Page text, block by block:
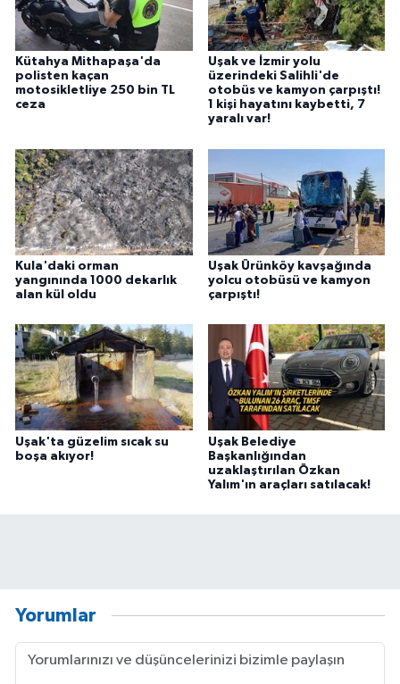
Kütahya Mithapaşa'da
polisten kaçan
motosikletliye 250 bin TL
ceza
Uşak ve İzmir yolu
üzerindeki Salihli'de
otobüs ve kamyon çarpıştı!
1 kişi hayatını kaybetti, 7
yaralı var!
Kula'daki orman
yangınında 1000 dekarlık
alan kül oldu
Uşak Ürünköy kavşağında
yolcu otobüsü ve kamyon
çarpıştı!
Uşak'ta güzelim sıcak su
boşa akıyor!
Uşak Belediye
Başkanlığından
uzaklaştırılan Özkan
Yalım'ın araçları satılacak!
Yorumlar